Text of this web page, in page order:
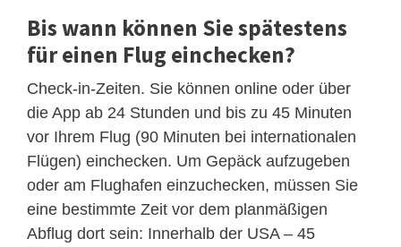
Bis wann können Sie spätestens
für einen Flug einchecken?
Check-in-Zeiten. Sie können online oder über
die App ab 24 Stunden und bis zu 45 Minuten
vor Ihrem Flug (90 Minuten bei internationalen
Flügen) einchecken. Um Gepäck aufzugeben
oder am Flughafen einzuchecken, müssen Sie
eine bestimmte Zeit vor dem planmäßigen
Abflug dort sein: Innerhalb der USA – 45